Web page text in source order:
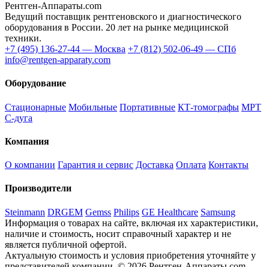
Рентген-Аппараты.com
Ведущий поставщик рентгеновского и диагностического
оборудования в России. 20 лет на рынке медицинской
техники.
+7 (495) 136-27-44 — Москва +7 (812) 502-06-49 — СПб
info@rentgen-apparaty.com
Оборудование
Стационарные Мобильные Портативные КТ-томографы МРТ
С-дуга
Компания
О компании Гарантия и сервис Доставка Оплата Контакты
Производители
Steinmann DRGEM Gemss Philips GE Healthcare Samsung
Информация о товарах на сайте, включая их характеристики,
наличие и стоимость, носит справочный характер и не
является публичной офертой.
Актуальную стоимость и условия приобретения уточняйте у